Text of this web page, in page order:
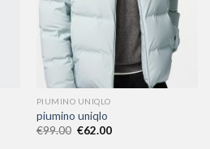
PIUMINO UNIQLO
piumino uniqlo
€99.00 €62.00